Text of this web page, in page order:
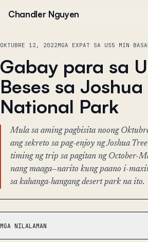
Chandler Nguyen
OKTUBRE 12, 2022MGA EXPAT SA US5 MIN
Gabay para sa
Beses sa Joshua
National Park
Mula sa aming pagbisita noong
ang sekreto sa pag-enjoy ng Joshua
timing ng trip sa pagitan ng October-
nang maaga—narito kung paano i-
sa kahanga-hangang desert park na ito.
MGA NILALAMAN